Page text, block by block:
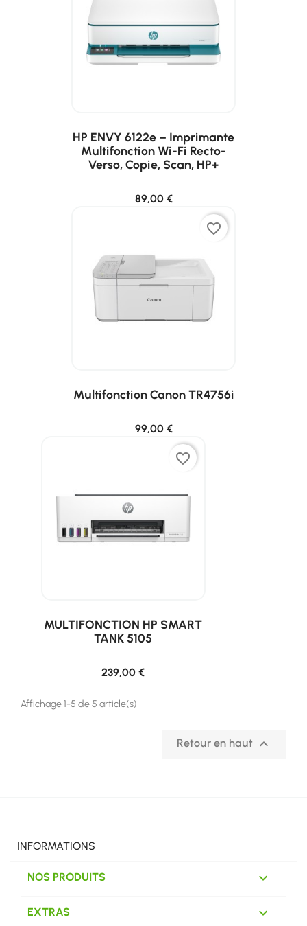
HP ENVY 6122e – Imprimante
Multifonction Wi-Fi Recto-
Verso, Copie, Scan, HP+
89,00 €
favorite_border
Multifonction Canon TR4756i
99,00 €
favorite_border
MULTIFONCTION HP SMART
TANK 5105
239,00 €
Affichage 1-5 de 5 article(s)
Retour en haut 
INFORMATIONS
NOS PRODUITS 
EXTRAS 